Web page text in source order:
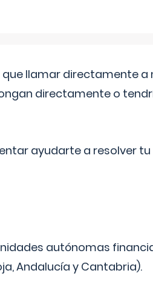
que llamar directamente
directamente o
ayudarte a resolver
autónomas
Andalucía y Cantabria).